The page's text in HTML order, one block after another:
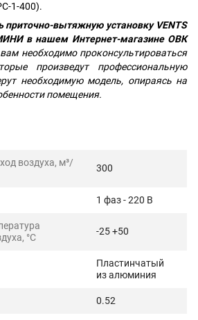
1-400).
приточно-вытяжную установку VENTS
в нашем Интернет-магазине ОВК
необходимо проконсультироваться
произведут профессиональную
необходимую модель, опираясь на
помещения.
воздуха, м³/
300
1 фаз - 220 В
°C
-25 +50
Пластинчатый
из алюминия
0.52